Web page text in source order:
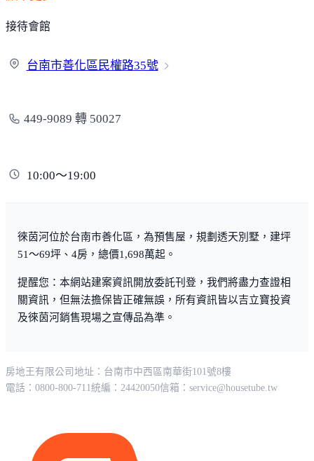
區公所
接待會館
台南市善化區民權路35號
449-9089 轉 50027
10:00～19:00
徠茵河位於台南市善化區，為預售屋，規劃透天別墅，建坪
51～69坪、4房，總價1,698萬起。
提醒您：本網站建案資訊開放委託刊登，我們將盡力查證相
關資訊，但無法擔保皆正確無誤，所有資訊皆以吉立寶投資
及徠茵河銷售現場之宣傳品為準。
房地王有限公司 地址：台南市中西區南華街101號8樓
電話：0800-800-711統編：24420050信箱： service@housetube.tw